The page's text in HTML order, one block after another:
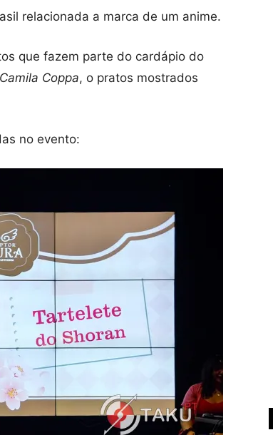
relacionada a marca de um anime.
que fazem parte do cardápio do
Camila Coppa, o pratos mostrados
no evento: